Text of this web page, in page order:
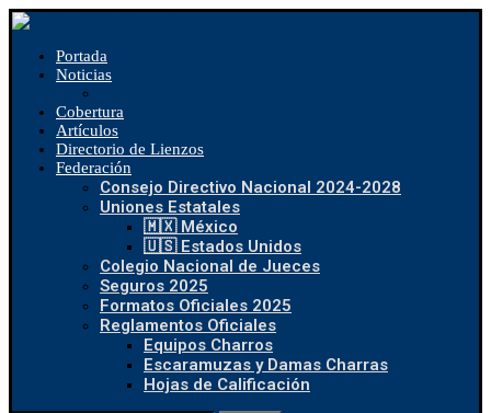
Portada
Noticias
Cobertura
Artículos
Directorio de Lienzos
Federación
Consejo Directivo Nacional 2024-2028
Uniones Estatales
🇲🇽 México
🇺🇸 Estados Unidos
Colegio Nacional de Jueces
Seguros 2025
Formatos Oficiales 2025
Reglamentos Oficiales
Equipos Charros
Escaramuzas y Damas Charras
Hojas de Calificación